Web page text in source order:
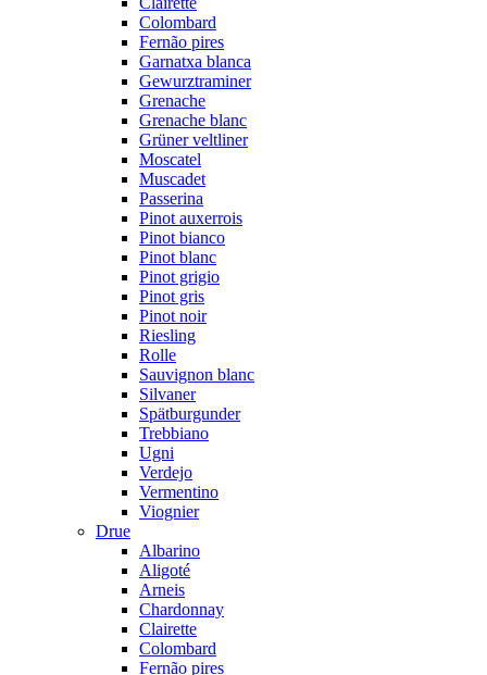
Colombard
Fernão pires
Garnatxa blanca
Gewurztraminer
Grenache
Grenache blanc
Grüner veltliner
Moscatel
Muscadet
Passerina
Pinot auxerrois
Pinot bianco
Pinot blanc
Pinot grigio
Pinot gris
Pinot noir
Riesling
Rolle
Sauvignon blanc
Silvaner
Spätburgunder
Trebbiano
Ugni
Verdejo
Vermentino
Viognier
Drue
Albarino
Aligoté
Arneis
Chardonnay
Clairette
Colombard
Fernão pires